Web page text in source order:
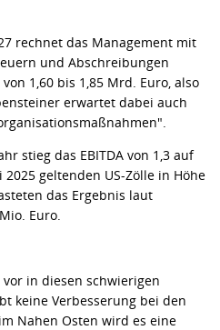
rechnet das Management mit
und Abschreibungen
1,60 bis 1,85 Mrd. Euro, also
erwartet dabei auch
stieg das EBITDA von 1,3 auf
2025 geltenden US-Zölle in Höhe
das Ergebnis laut
Euro.
in diesen schwierigen
keine Verbesserung bei den
Nahen Osten wird es eine